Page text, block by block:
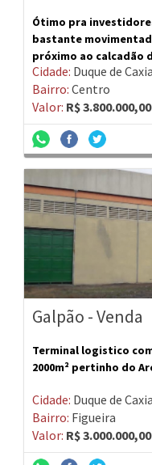
Ótimo pra
bastante
próximo ao calcadão
Cidade: Duque de
Bairro: Centro
Valor: R$ 3.800.000,00
Galpão - Venda
Terminal logistico
2000m² pertinho do
Cidade: Duque de
Bairro: Figueira
Valor: R$ 3.000.000,00